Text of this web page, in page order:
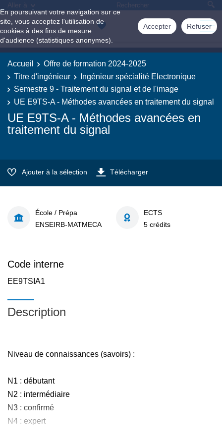
En poursuivant votre navigation sur ce
site, vous acceptez l'utilisation de
cookies à des fins de mesure
d'audience (statistiques anonymes).
Accepter Refuser
Aller à
Accueil
Offre de formation 2024-2025
Titre d'ingénieur
Ingénieur spécialité Electronique
Semestre 9 - Traitement du signal et de l'image
UE E9TS-A - Méthodes avancées en traitement du signal
UE E9TS-A - Méthodes avancées en
traitement du signal
Ajouter à la sélection Télécharger
École / Prépa
ENSEIRB-MATMECA
ECTS
5 crédits
Code interne
EE9TSIA1
Description
Niveau de connaissances (savoirs) :
N1 : débutant
N2 : intermédiaire
N3 : confirmé
N4 : expert